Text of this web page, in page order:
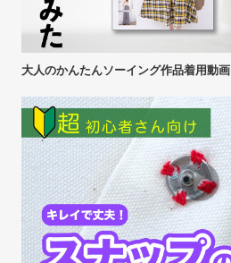
大人のかんたんソーイング作品着用動画